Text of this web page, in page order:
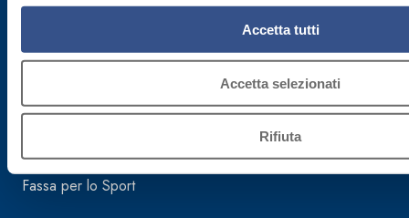
Accetta tutti
Accetta selezionati
Rifiuta
Mondo Fassa
Azienda
FassAcademy
Fassa per la Cultura
Fassa per lo Sport